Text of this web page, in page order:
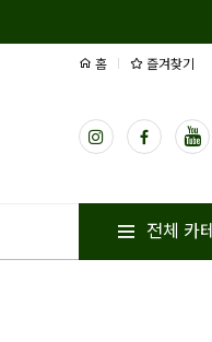
홈 즐겨찾기
전체 카